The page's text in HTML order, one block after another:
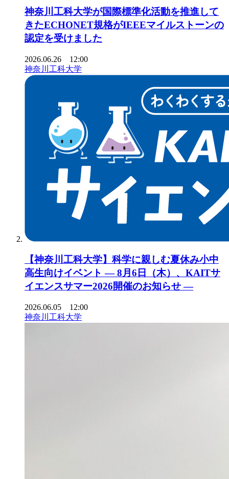
神奈川工科大学が国際標準化活動を推進して
きたECHONET規格がIEEEマイルストーンの
認定を受けました
2026.06.26 12:00
神奈川工科大学
【神奈川工科大学】科学に親しむ夏休み小中
高生向けイベント ― 8月6日（木）、KAITサ
イエンスサマー2026開催のお知らせ ―
2026.06.05 12:00
神奈川工科大学